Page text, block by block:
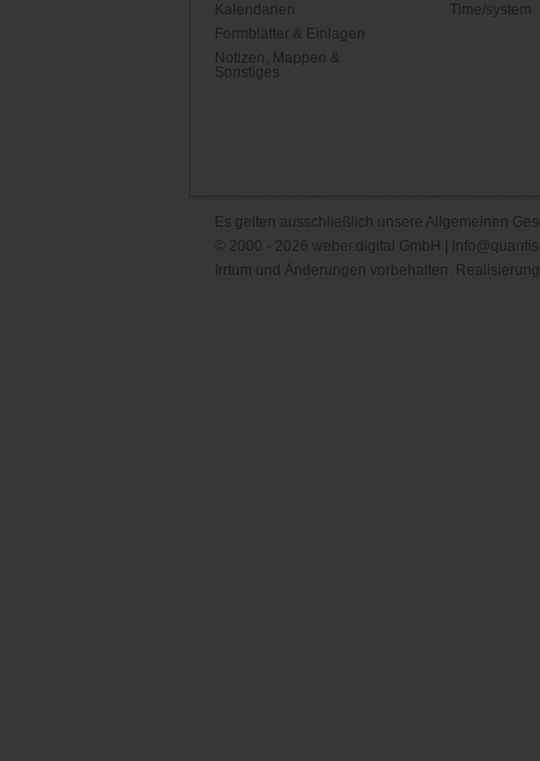
Kalendarien
Formblätter & Einlagen
Notizen, Mappen &
Sonstiges
Time/system
Es gelten ausschließlich unsere Allgemeinen
© 2000 - 2026 weber.digital GmbH |
Irrtum und Änderungen vorbehalten.